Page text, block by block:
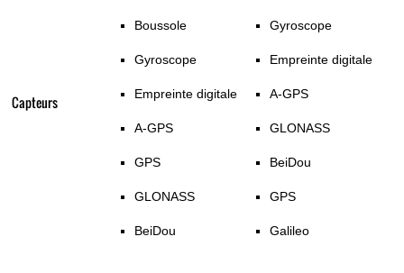
Capteurs
Boussole
Gyroscope
Empreinte digitale
A-GPS
GPS
GLONASS
BeiDou
Gyroscope
Empreinte digitale
A-GPS
GLONASS
BeiDou
GPS
Galileo